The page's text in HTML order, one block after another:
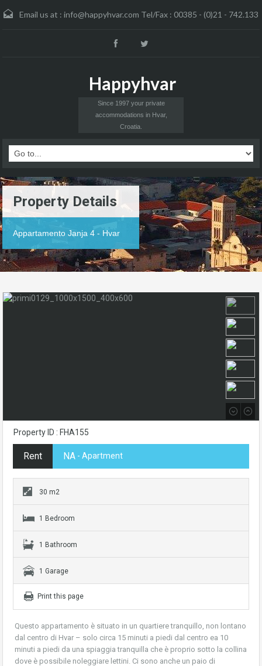
Email us at : info@happyhvar.com Tel/Fax : 00385 - (0)21 - 742.133
Happyhvar
Since 1997 your private
accommodations in Hvar,
Croatia.
Property Details
Appartamento Janja 4 - Hvar
Property ID : FHA155
Rent NA - Apartment
30 m2
1 Bedroom
1 Bathroom
1 Garage
Print this page
Questo appartamento è situato in un quartiere tranquillo, non lontano
dal centro di Hvar – solo circa 15 minuti a piedi dal centro ea 10
minuti a piedi da una spiaggia tranquilla che è proprio sotto la collina
dove è possibile noleggiare lettini. Ci sono anche un paio di